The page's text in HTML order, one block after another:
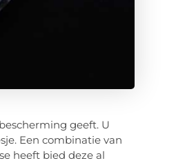
geeft. U
Een combinatie van
heeft bied deze al